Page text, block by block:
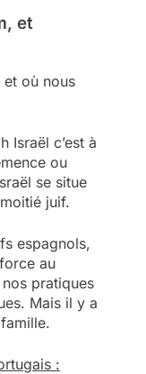
et
et où nous
Israël c’est à
ou
se situe
juif.
espagnols,
au
pratiques
Mais il y a
: